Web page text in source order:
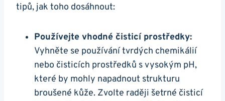
tipů, jak toho dosáhnout:
Používejte vhodné ‍čisticí prostředky:
Vyhněte se‍ používání tvrdých chemikálií
nebo⁢ čisticích prostředků s vysokým pH,
které by mohly napadnout strukturu
‍broušené kůže. Zvolte raději šetrné čisticí